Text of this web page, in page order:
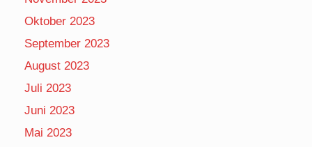
Oktober 2023
September 2023
August 2023
Juli 2023
Juni 2023
Mai 2023